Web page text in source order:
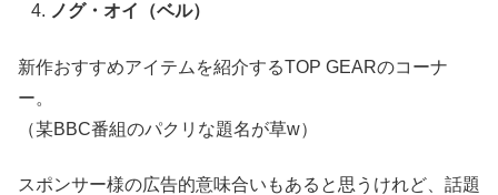
ノグ・オイ（ベル）
新作おすすめアイテムを紹介するTOP GEARのコーナ
ー。
（某BBC番組のパクリな題名が草w）
スポンサー様の広告的意味合いもあると思うけれど、話題